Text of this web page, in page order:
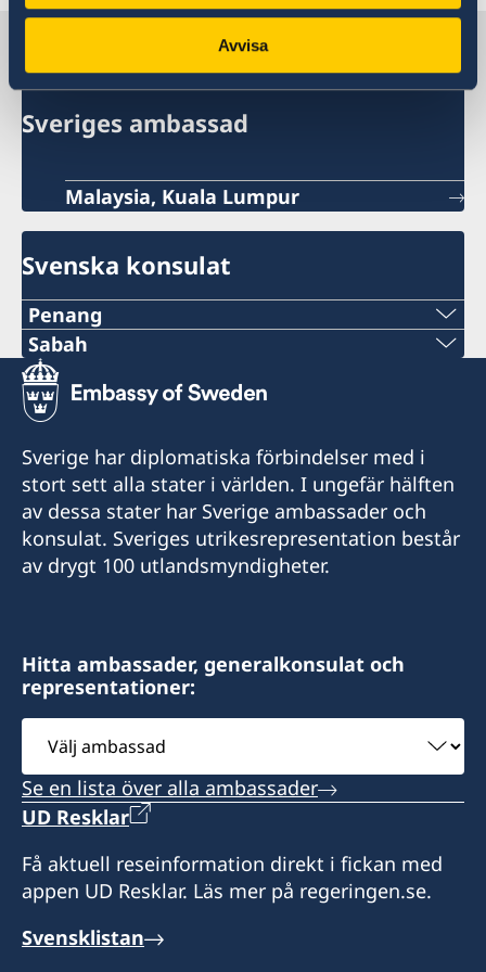
Avvisa
Sverige i Malaysia
Sveriges ambassad
Malaysia, Kuala Lumpur
Svenska konsulat
Penang
Tel:
+60-19-444 6686
+604-3717591
E-post:
oglconsultancy@gmail.com
Midlands Park Complex, Jalan Burma, 10350
Pulau Pinang
Honorärkonsul
Ooi Geok Ling
Sabah
Tel:
+6016-5000 559
E-post:
elizabethfilex@hotmail.com
Lot 32A-18, Lrg 1F, KKIP Selatan SMI Phase II,
Öppettider/Business Hour :
Monday – Friday = 09.00 am – 12.30 pm and
13.30 pm – 4.30 pm
Honorärkonsul
Elizabeth Filex
Sverige har diplomatiska förbindelser med i
stort sett alla stater i världen. I ungefär hälften
av dessa stater har Sverige ambassader och
konsulat. Sveriges utrikesrepresentation består
av drygt 100 utlandsmyndigheter.
Hitta ambassader, generalkonsulat och
representationer:
Välj
ambassad
Se en lista över alla ambassader
UD Resklar
Få aktuell reseinformation direkt i fickan med
appen UD Resklar. Läs mer på regeringen.se.
Svensklistan